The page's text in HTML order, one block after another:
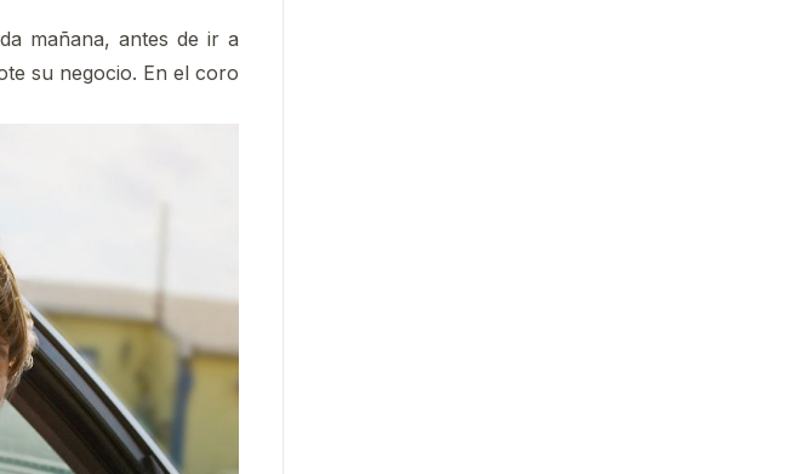
mañana, antes de ir a
su negocio. En el coro